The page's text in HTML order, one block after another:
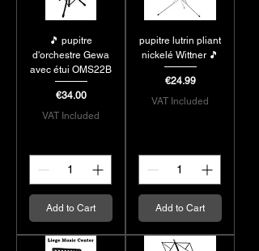
🎵 pupitre
d'orchestre Gewa
avec étui OMS22B
Price
€34.00
VAT Included
Add to Cart
pupitre lutrin pliant
nickelé Wittner 🎵
Price
€24.99
VAT Included
Add to Cart